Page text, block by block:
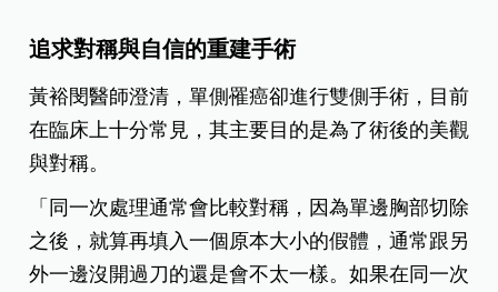
追求對稱與自信的重建手術
黃裕閔醫師澄清，單側罹癌卻進行雙側手術，目前
在臨床上十分常見，其主要目的是為了術後的美觀
與對稱。
「同一次處理通常會比較對稱，因為單邊胸部切除
之後，就算再填入一個原本大小的假體，通常跟另
外一邊沒開過刀的還是會不太一樣。如果在同一次